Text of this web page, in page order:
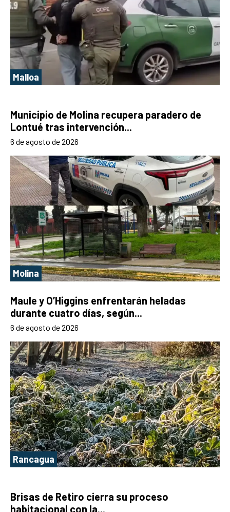
Malloa
Municipio de Molina recupera paradero de
Lontué tras intervención...
6 de agosto de 2026
Molina
Maule y O’Higgins enfrentarán heladas
durante cuatro días, según...
6 de agosto de 2026
Rancagua
Brisas de Retiro cierra su proceso
habitacional con la...